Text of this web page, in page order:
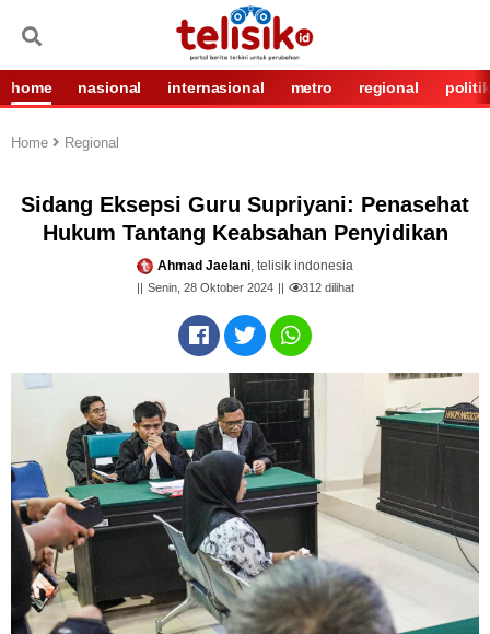
home nasional internasional metro regional politik
Home Regional
Sidang Eksepsi Guru Supriyani: Penasehat
Hukum Tantang Keabsahan Penyidikan
Ahmad Jaelani, telisik indonesia
Senin, 28 Oktober 2024 312dilihat